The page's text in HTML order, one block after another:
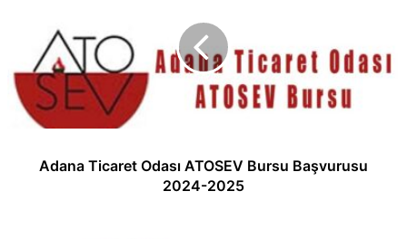
Adana Ticaret Odası ATOSEV Bursu Başvurusu
2024-2025